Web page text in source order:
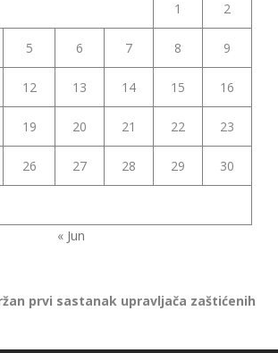
1 2
5 6 7 8 9
12 13 14 15 16
19 20 21 22 23
26 27 28 29 30
« Jun
prvi sastanak upravljača zaštićenih